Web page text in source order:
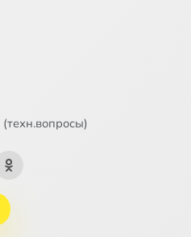
(техн.вопросы)